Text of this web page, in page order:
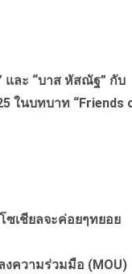
ละ “บาส หัสณัฐ” กับ
ในบทบาท “Friends
เชียลจะค่อยๆทยอย
ความร่วมมือ (MOU)